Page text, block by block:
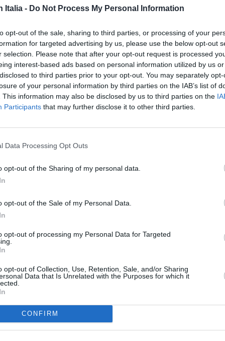
Italia - Do Not Process My Personal Information
opt-out of the sale, sharing to third parties, or processing of your
for targeted advertising by us, please use the below opt-out
selection. Please note that after your opt-out request is processed
interest-based ads based on personal information utilized by us
to third parties prior to your opt-out. You may separately
of your personal information by third parties on the IAB’s list of
This information may also be disclosed by us to third parties on the
Participants that may further disclose it to other third parties.
Data Processing Opt Outs
opt-out of the Sharing of my personal data.
opt-out of the Sale of my Personal Data.
opt-out of processing my Personal Data for Targeted
opt-out of Collection, Use, Retention, Sale, and/or Sharing
Data that Is Unrelated with the Purposes for which it
CONFIRM
gli ultimi dati del Ministero
dall’inizio dell’anno fino al 15
un significativocalo del 46,9%
precedente, quando erano giunte in
gli arrivi dalla Tunisia
di partenza delle imbarcazioni rivela
6